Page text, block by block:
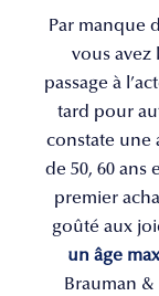
Par manque
vous avez
passage à
tard pour
constate une
de 50, 60 ans
premier
goûté aux
un âge
Brauman &